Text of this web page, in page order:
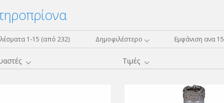
1-15 (από 232) Δημοφιλέστερο Εμφάνιση ανα 15
Τιμές